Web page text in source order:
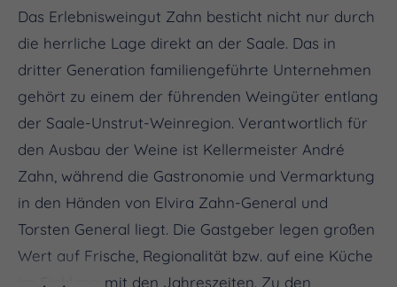
Das Erlebnisweingut Zahn besticht nicht nur durch
die herrliche Lage direkt an der Saale. Das in
dritter Generation familiengeführte Unternehmen
gehört zu einem der führenden Weingüter entlang
der Saale-Unstrut-Weinregion. Verantwortlich für
den Ausbau der Weine ist Kellermeister André
Zahn, während die Gastronomie und Vermarktung
in den Händen von Elvira Zahn-General und
Torsten General liegt. Die Gastgeber legen großen
Wert auf Frische, Regionalität bzw. auf eine Küche
im Einklang mit den Jahreszeiten. Zu den